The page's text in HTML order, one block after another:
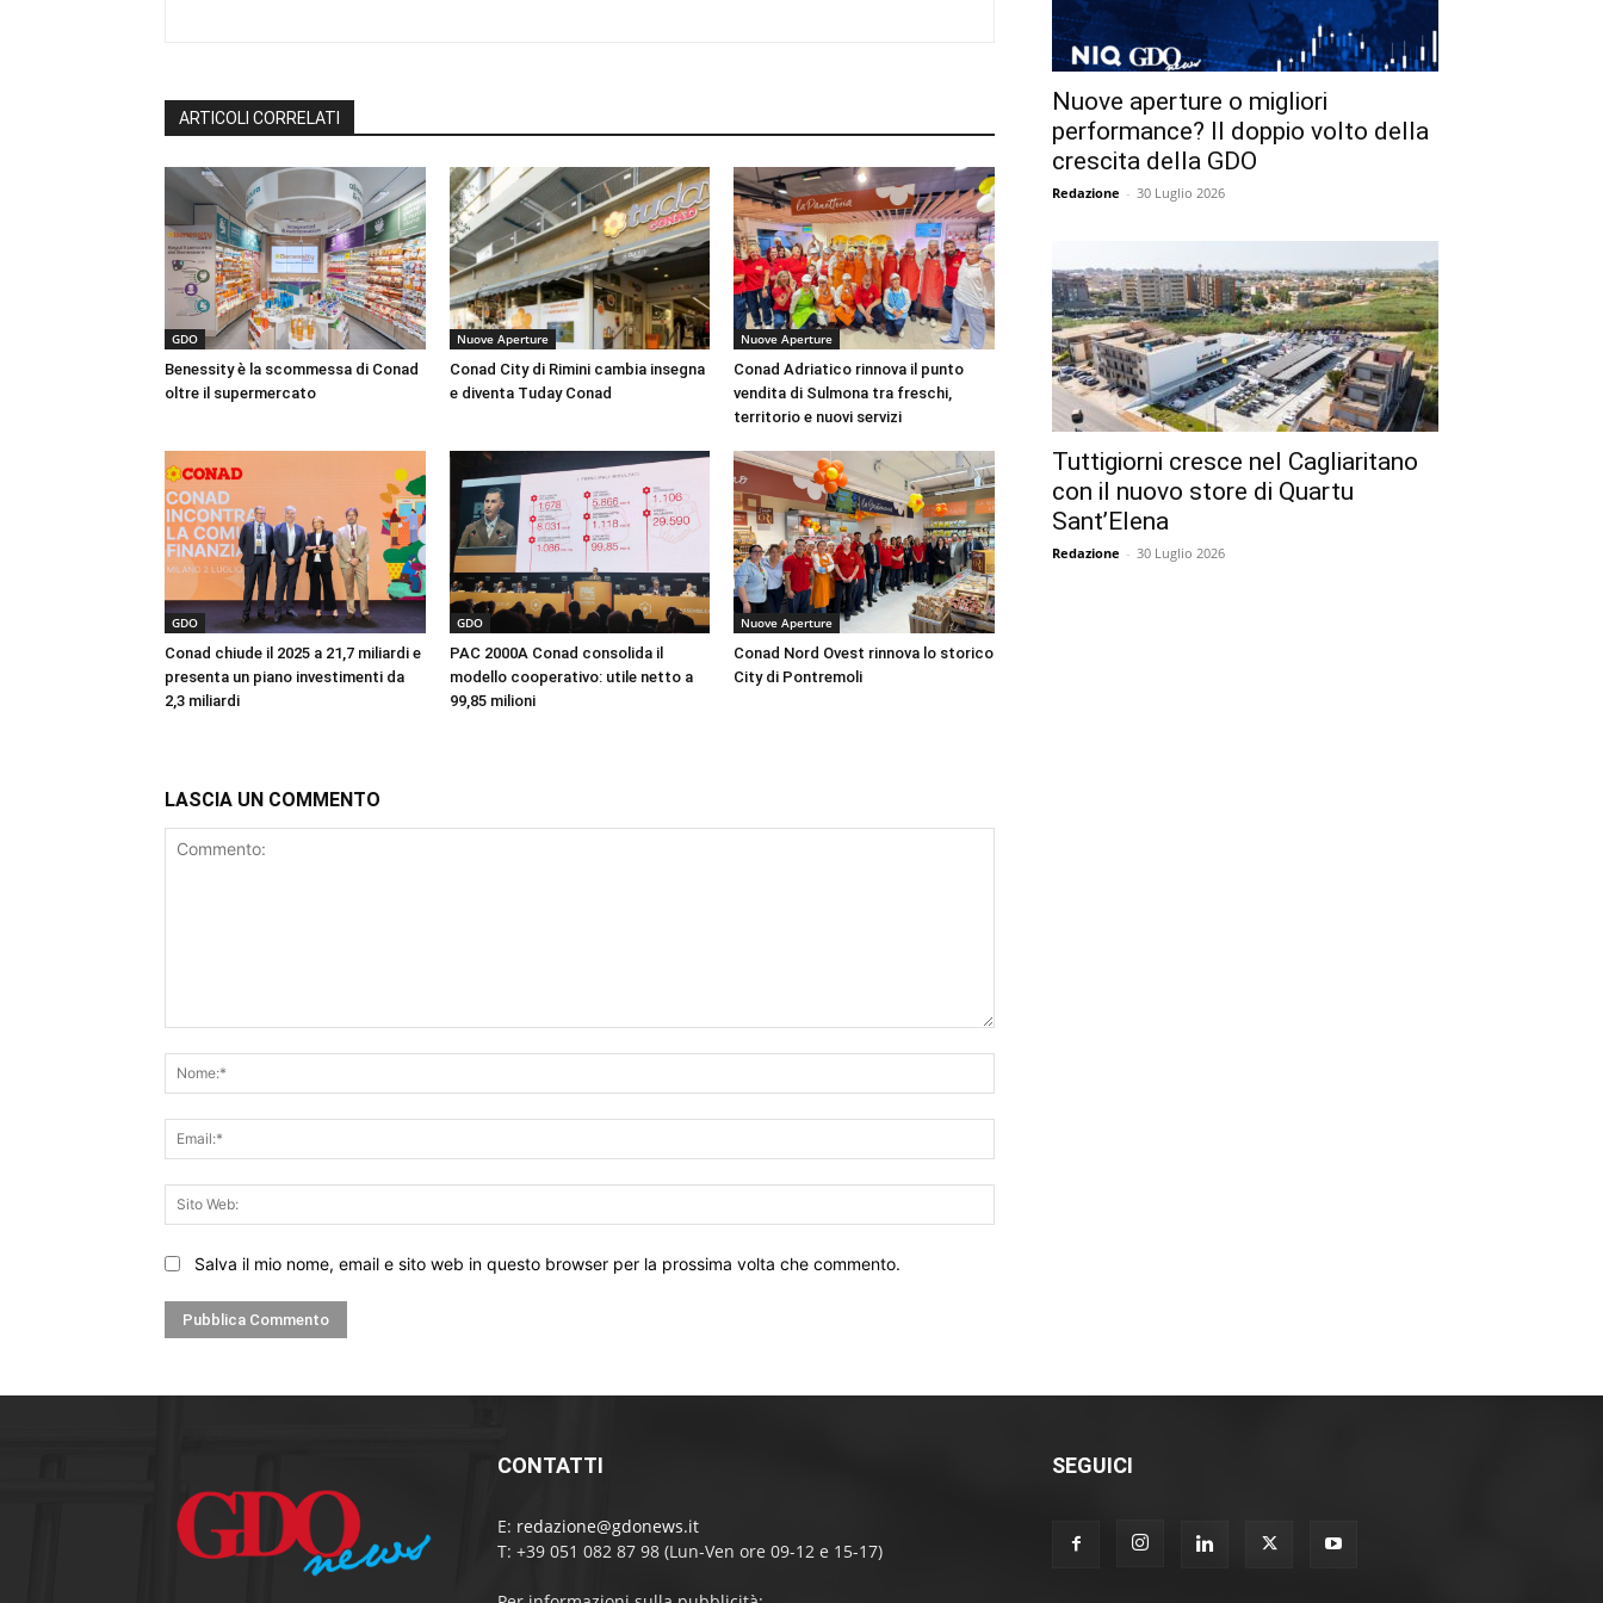
ARTICOLI CORRELATI
GDO
Benessity è la scommessa di Conad
oltre il supermercato
Nuove Aperture
Conad City di Rimini cambia insegna
e diventa Tuday Conad
Nuove Aperture
Conad Adriatico rinnova il punto
vendita di Sulmona tra freschi,
territorio e nuovi servizi
GDO
Conad chiude il 2025 a 21,7 miliardi e
presenta un piano investimenti da
2,3 miliardi
GDO
PAC 2000A Conad consolida il
modello cooperativo: utile netto a
99,85 milioni
Nuove Aperture
Conad Nord Ovest rinnova lo storico
City di Pontremoli
LASCIA UN COMMENTO
Web:
Salva il mio nome, email e sito web in questo browser per la prossima volta che commento.
Nuove aperture o migliori
performance? Il doppio volto della
crescita della GDO
Redazione - 30 Luglio 2026
Tuttigiorni cresce nel Cagliaritano
con il nuovo store di Quartu
Sant’Elena
Redazione - 30 Luglio 2026
CONTATTI
E: redazione@gdonews.it
T: +39 051 082 87 98 (Lun-Ven ore 09-12 e 15-17)
SEGUICI